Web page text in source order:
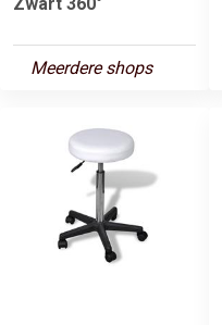
Meerdere shops